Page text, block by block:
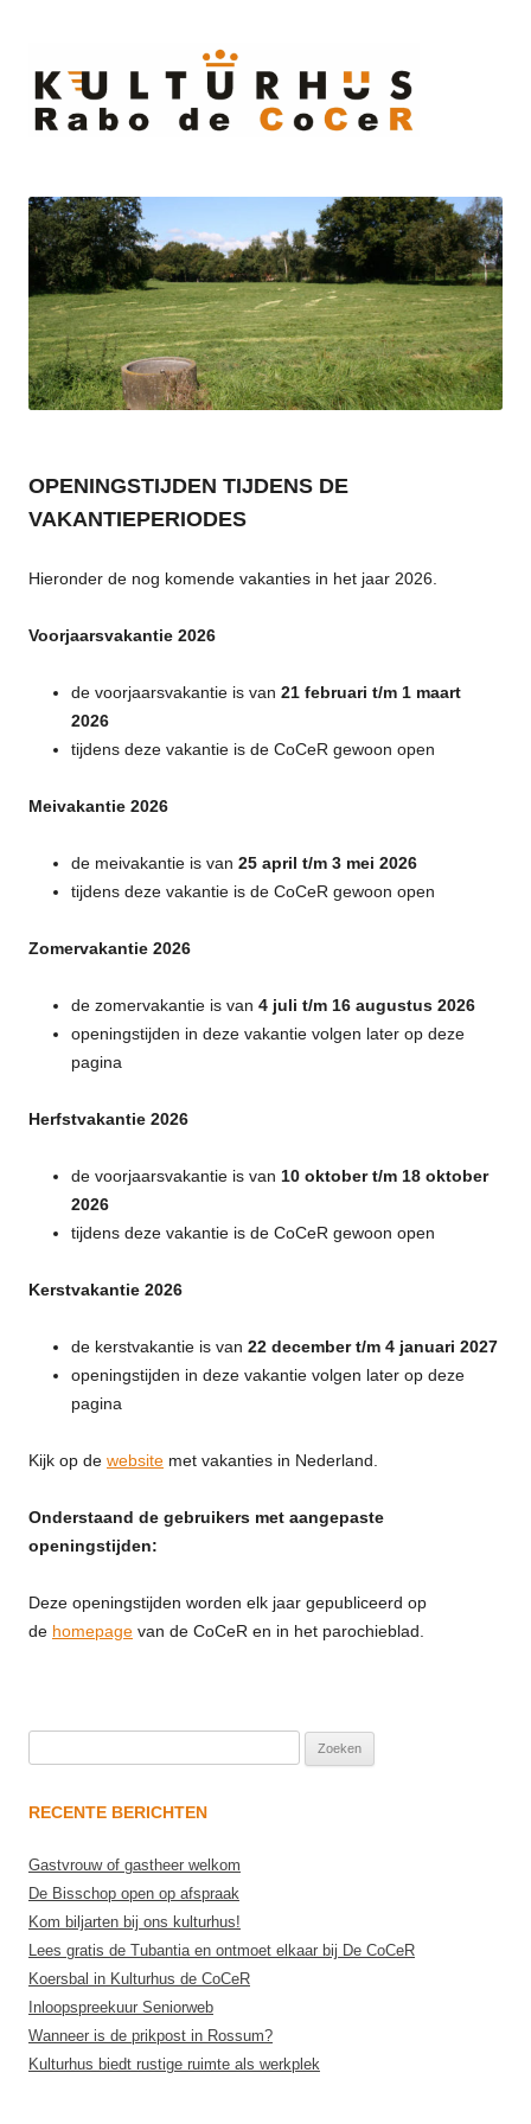
OPENINGSTIJDEN TIJDENS DE
VAKANTIEPERIODES
Hieronder de nog komende vakanties in het jaar 2026.
Voorjaarsvakantie 2026
de voorjaarsvakantie is van 21 februari t/m 1 maart
2026
tijdens deze vakantie is de CoCeR gewoon open
Meivakantie 2026
de meivakantie is van 25 april t/m 3 mei 2026
tijdens deze vakantie is de CoCeR gewoon open
Zomervakantie 2026
de zomervakantie is van 4 juli t/m 16 augustus 2026
openingstijden in deze vakantie volgen later op deze
pagina
Herfstvakantie 2026
de voorjaarsvakantie is van 10 oktober t/m 18 oktober
2026
tijdens deze vakantie is de CoCeR gewoon open
Kerstvakantie 2026
de kerstvakantie is van 22 december t/m 4 januari 2027
openingstijden in deze vakantie volgen later op deze
pagina
Kijk op de website met vakanties in Nederland.
Onderstaand de gebruikers met aangepaste
openingstijden:
Deze openingstijden worden elk jaar gepubliceerd op
de homepage van de CoCeR en in het parochieblad.
naar:
RECENTE BERICHTEN
Gastvrouw of gastheer welkom
De Bisschop open op afspraak
Kom biljarten bij ons kulturhus!
Lees gratis de Tubantia en ontmoet elkaar bij De CoCeR
Koersbal in Kulturhus de CoCeR
Inloopspreekuur Seniorweb
Wanneer is de prikpost in Rossum?
Kulturhus biedt rustige ruimte als werkplek